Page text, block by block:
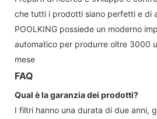
che tutti i prodotti siano perfetti e di
POOLKING possiede un moderno
automatico per produrre oltre 3000
mese
FAQ
Qual è la garanzia dei prodotti?
I filtri hanno una durata di due anni,